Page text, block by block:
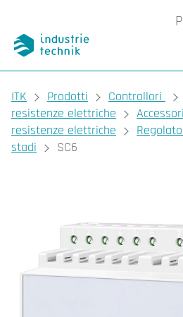
You are here:
ITK Prodotti Controllori
resistenze elettriche
resistenze elettriche
stadi
SC6